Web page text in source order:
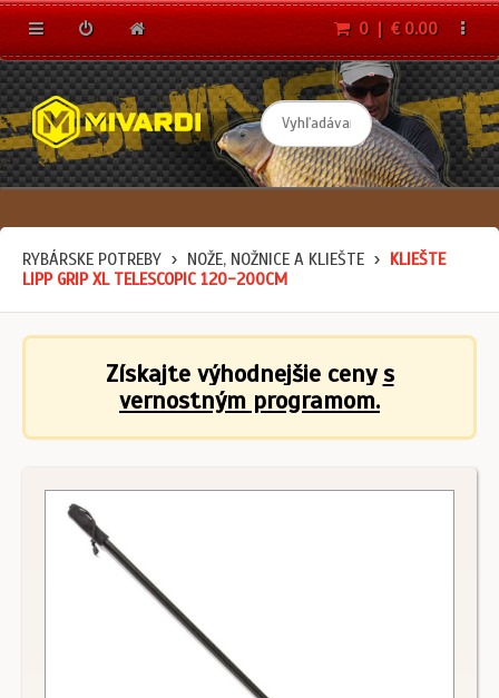
0 | € 0.00
RYBÁRSKE POTREBY NOŽE, NOŽNICE A KLIEŠTE
KLIEŠTE
LIPP GRIP XL TELESCOPIC 120-200CM
Získajte výhodnejšie cenys
vernostným programom.